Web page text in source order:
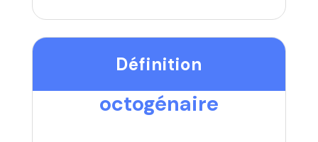
Définition
octogénaire